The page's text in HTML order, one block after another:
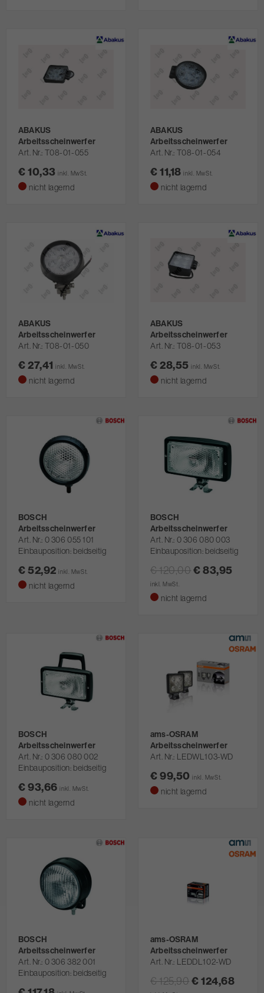
ABAKUS
Arbeitsscheinwerfer
Art. Nr. T08-01-055
€ 10,33inkl. MwSt.
nicht lagernd
ABAKUS
Arbeitsscheinwerfer
Art. Nr. T08-01-054
€ 11,18inkl. MwSt.
nicht lagernd
ABAKUS
Arbeitsscheinwerfer
Art. Nr. T08-01-050
€ 27,41inkl. MwSt.
nicht lagernd
ABAKUS
Arbeitsscheinwerfer
Art. Nr. T08-01-053
€ 28,55inkl. MwSt.
nicht lagernd
BOSCH
Arbeitsscheinwerfer
Art. Nr. 0 306 055 101
Einbauposition: beidseitig
€ 52,92inkl. MwSt.
nicht lagernd
BOSCH
Arbeitsscheinwerfer
Art. Nr. 0 306 080 003
Einbauposition: beidseitig
€ 120,00€ 83,95
inkl. MwSt.
nicht lagernd
BOSCH
Arbeitsscheinwerfer
Art. Nr. 0 306 080 002
Einbauposition: beidseitig
€ 93,66inkl. MwSt.
nicht lagernd
ams-OSRAM
Arbeitsscheinwerfer
Art. Nr. LEDWL103-WD
€ 99,50inkl. MwSt.
nicht lagernd
BOSCH
Arbeitsscheinwerfer
Art. Nr. 0 306 382 001
Einbauposition: beidseitig
ams-OSRAM
Arbeitsscheinwerfer
Art. Nr. LEDDL102-WD
€ 125,90€ 124,68